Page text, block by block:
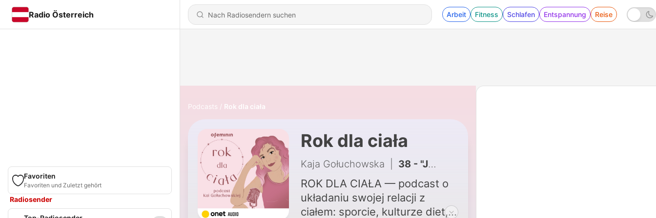
Radio Österreich Arbeit Fitness Schlafen Entspannung Reise
Favoriten
Favoriten und Zuletzt gehört
Radiosender
Podcasts Rok dla ciała
Rok dla ciała
Kaja Gołuchowska 38 - "Jestem fanką synchronizacji życia z okresem". Liliana Grochowska
ROK DLA CIAŁA — podcast o
układaniu swojej relacji z
ciałem: sporcie, kulturze diet,